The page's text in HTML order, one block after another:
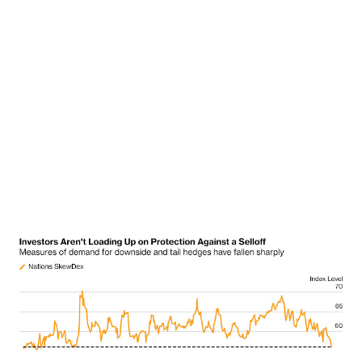
为此以高得吓人的利率借钱——但在还清抵押贷款后，随着房地
产价格持续攀升，他们从中获利。即使经通胀调整后，欧洲的房
价在短短十年间也上涨了四分之一，房租的涨幅也超过了收入。
这样一来，婴儿潮一代仅仅是运气好，却让他们感觉自己仿佛有
理财头脑，其结果是让年轻人被锁在拥有住房的门外。一直长到